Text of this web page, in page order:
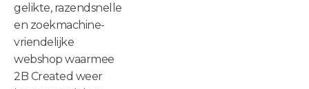
gelikte, razendsnelle
en zoekmachine-
vriendelijke
webshop waarmee
2B Created weer